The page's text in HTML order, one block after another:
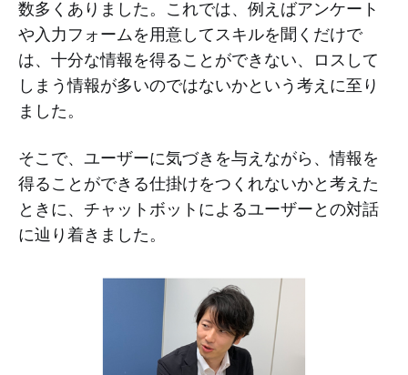
数多くありました。これでは、例えばアンケート
や入力フォームを用意してスキルを聞くだけで
は、十分な情報を得ることができない、ロスして
しまう情報が多いのではないかという考えに至り
ました。
そこで、ユーザーに気づきを与えながら、情報を
得ることができる仕掛けをつくれないかと考えた
ときに、チャットボットによるユーザーとの対話
に辿り着きました。